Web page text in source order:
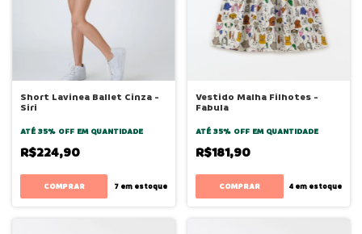
Short Lavinea Ballet Cinza -
Siri
ATÉ 35% OFF EM QUANTIDADE
R$224,90
COMPRAR 7em estoque
Vestido Malha Filhotes -
Fabula
ATÉ 35% OFF EM QUANTIDADE
R$181,90
COMPRAR 4 em estoque